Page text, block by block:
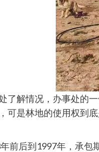
了解情况，办事处的
可是林地的使用权到
前后到1997年，承